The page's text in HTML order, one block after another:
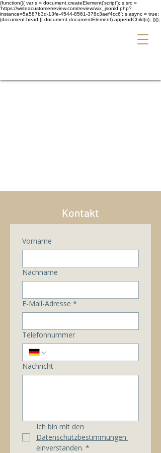
(function(){ var s = document.createElement('script'); s.src =
'https://writeacustomerreview.com/review/wix_jsonld.php?
instance=5a587b3d-13fe-4544-8561-378c3aef4cc6'; s.async = true;
(document.head || document.documentElement).appendChild(s); })();
Kontakt
Vorname
Nachname
E-Mail-Adresse *
Telefonnummer
Nachricht
einverstanden. *